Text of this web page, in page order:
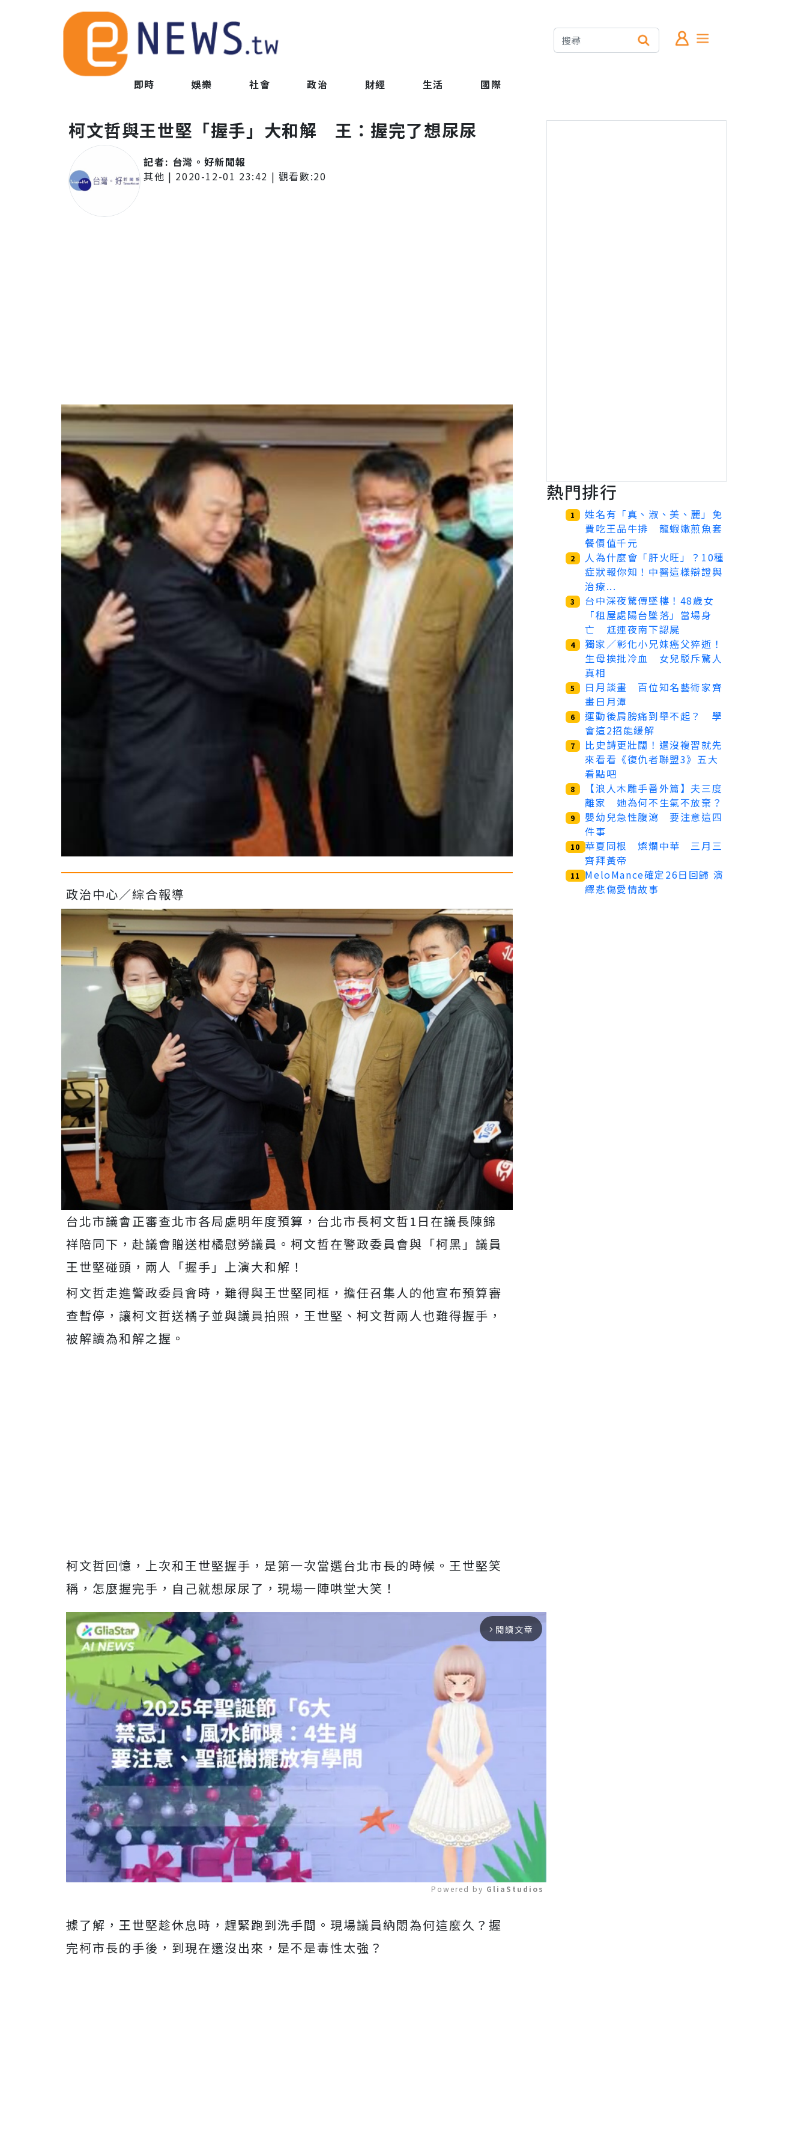
即時 娛樂 社會 政治 財經 生活 國際
柯文哲與王世堅「握手」大和解 王：握完了想尿尿
記者: 台灣。好新聞報
其他 | 2020-12-01 23:42 | 觀看數:20
政治中心／綜合報導
台北市議會正審查北市各局處明年度預算，台北市長柯文哲1日在議長陳錦
祥陪同下，赴議會贈送柑橘慰勞議員。柯文哲在警政委員會與「柯黑」議員
王世堅碰頭，兩人「握手」上演大和解！
柯文哲走進警政委員會時，難得與王世堅同框，擔任召集人的他宣布預算審
查暫停，讓柯文哲送橘子並與議員拍照，王世堅、柯文哲兩人也難得握手，
被解讀為和解之握。
柯文哲回憶，上次和王世堅握手，是第一次當選台北市長的時候。王世堅笑
稱，怎麼握完手，自己就想尿尿了，現場一陣哄堂大笑！
arrow_forward_ios 閱讀文章
Mute
Powered by GliaStudios
據了解，王世堅趁休息時，趕緊跑到洗手間。現場議員納悶為何這麼久？握
完柯市長的手後，到現在還沒出來，是不是毒性太強？
熱門排行
1
姓名有「真、淑、美、麗」免
費吃王品牛排 龍蝦嫩煎魚套
餐價值千元
2
人為什麼會「肝火旺」？10種
症狀報你知！中醫這樣辯證與
治療...
3
台中深夜驚傳墜樓！48歲女
「租屋處陽台墜落」當場身
亡 尪連夜南下認屍
4
獨家／彰化小兄妹癌父猝逝！
生母挨批冷血 女兒駁斥驚人
真相
5
日月談畫 百位知名藝術家齊
畫日月潭
6
運動後肩膀痛到舉不起？ 學
會這2招能緩解
7
比史詩更壯闊！還沒複習就先
來看看《復仇者聯盟3》五大
看點吧
8
【浪人木雕手番外篇】夫三度
離家 她為何不生氣不放棄？
9
嬰幼兒急性腹瀉 要注意這四
件事
10 華夏同根 燦爛中華 三月三
齊拜黃帝
11
MeloMance確定26日回歸 演
繹悲傷愛情故事